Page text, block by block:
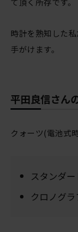
時計を熟知した
手がけます。
平田良信さん
クォーツ(電池式
スタンダ
クロノグ